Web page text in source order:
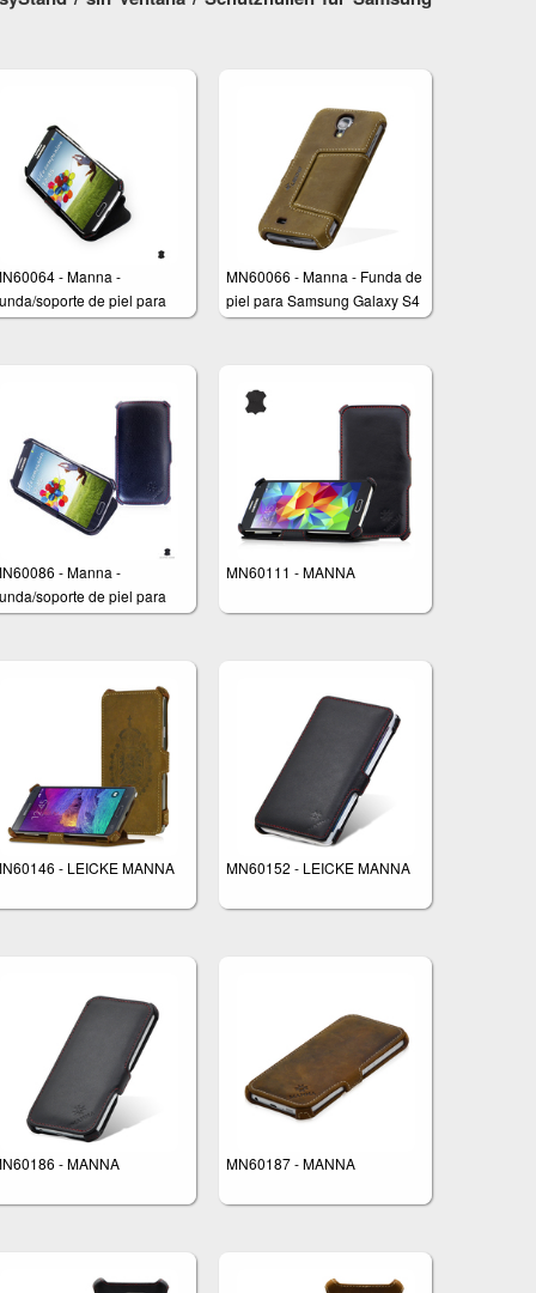
- Manna -
soporte de piel para
Galaxy S4 - Color
MN60066 - Manna - Funda de
piel para Samsung Galaxy S4
- Manna -
soporte de piel para
Galaxy S4 - Color
MN60111 - MANNA
- LEICKE MANNA MN60152 - LEICKE MANNA
- MANNA MN60187 - MANNA